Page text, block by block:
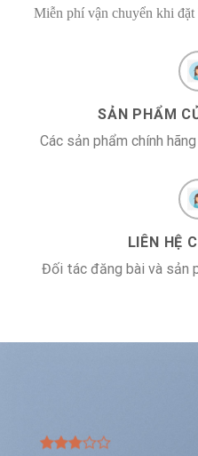
Miễn phí vận chuyển khi đặt
SẢN PHẨM
Các sản phẩm chính
LIÊN HỆ
Đối tác đăng bài và sản